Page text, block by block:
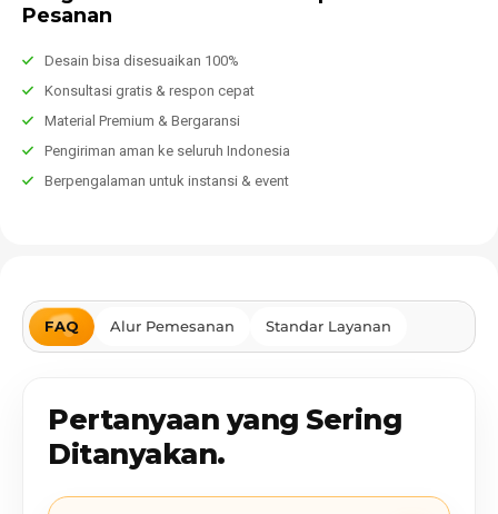
Pesanan
Desain bisa disesuaikan 100%
Konsultasi gratis & respon cepat
Material Premium & Bergaransi
Pengiriman aman ke seluruh Indonesia
Berpengalaman untuk instansi & event
FAQ Alur Pemesanan Standar Layanan
Pertanyaan yang Sering
Ditanyakan.